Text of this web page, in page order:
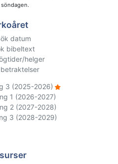
datum
bibeltext
helger
betraktelser
3 (2025-2026)
1 (2026-2027)
2 (2027-2028)
3 (2028-2029)